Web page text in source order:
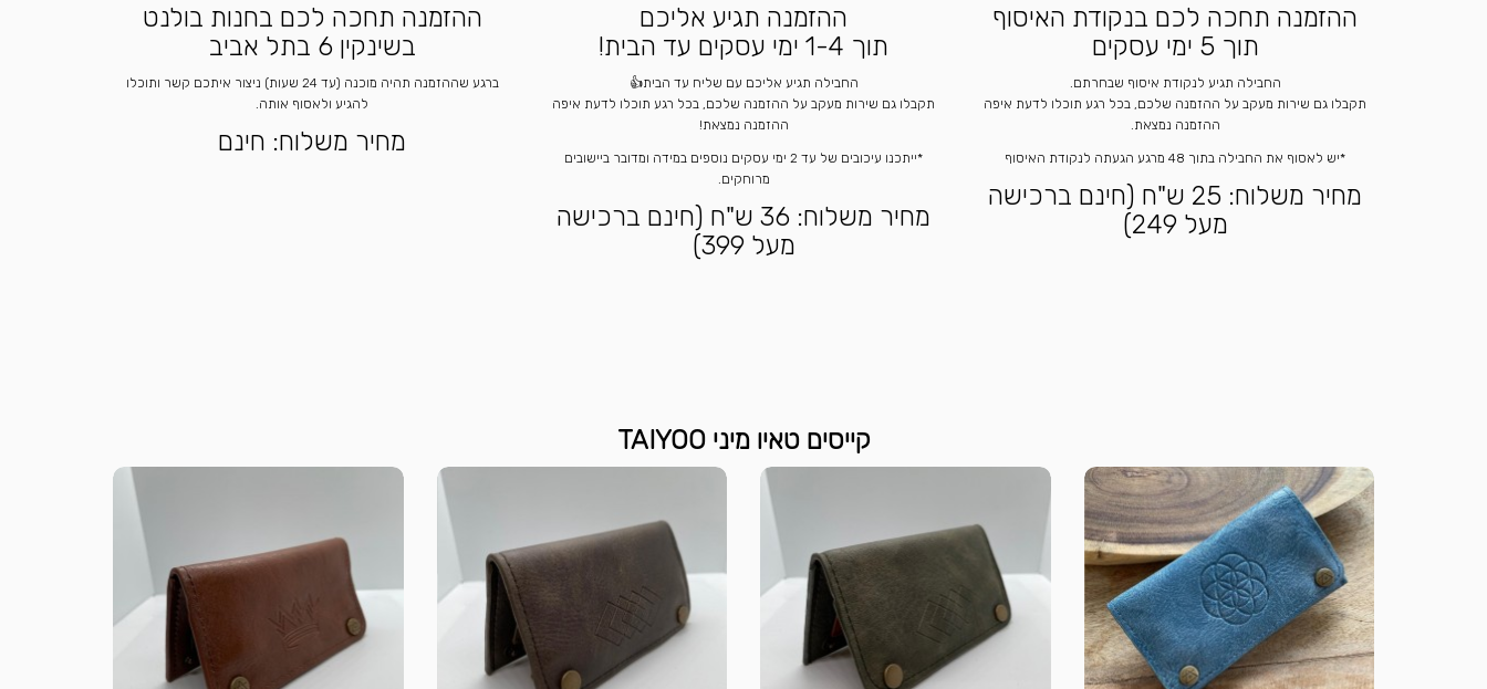
ההזמנה תחכה לכם בנקודת האיסוף
תוך 5 ימי עסקים
החבילה תגיע לנקודת איסוף שבחרתם.
תקבלו גם שירות מעקב על ההזמנה שלכם, בכל רגע תוכלו לדעת איפה
ההזמנה נמצאת.
*יש לאסוף את החבילה בתוך 48 מרגע הגעתה לנקודת האיסוף
מחיר משלוח: 25 ש"ח (חינם ברכישה
מעל 249)
ההזמנה תגיע אליכם
תוך 1-4 ימי עסקים עד הבית!
החבילה תגיע אליכם עם שליח עד הבית👍
תקבלו גם שירות מעקב על ההזמנה שלכם, בכל רגע תוכלו לדעת איפה
ההזמנה נמצאת!
*ייתכנו עיכובים של עד 2 ימי עסקים נוספים במידה ומדובר ביישובים
מרוחקים.
מחיר משלוח: 36 ש"ח (חינם ברכישה
מעל 399)
ההזמנה תחכה לכם בחנות בולנט
בשינקין 6 בתל אביב
ברגע שההזמנה תהיה מוכנה (עד 24 שעות) ניצור איתכם קשר ותוכלו
להגיע ולאסוף אותה.
מחיר משלוח: חינם
קייסים טאיו מיני TAIYOO